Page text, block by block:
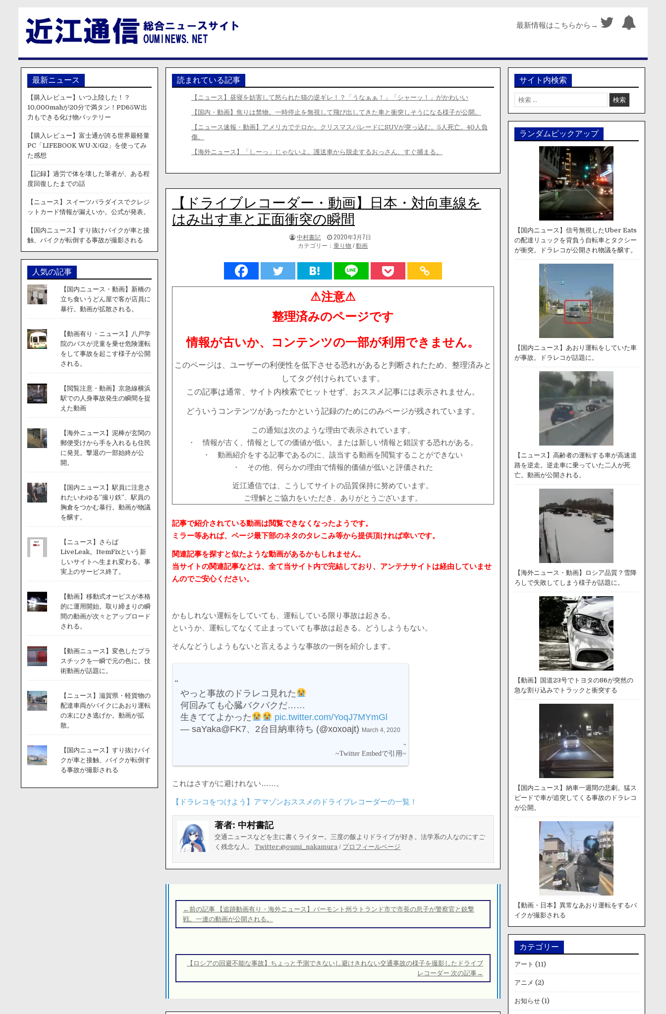
最新情報はこちらから→
読まれている記事
【ニュース】昼寝を妨害して怒られた猫の逆ギレ！？「うなぁぁ！」「シャーッ！」がかわいい
【国内・動画】焦りは禁物。一時停止を無視して飛び出してきた車と衝突しそうになる様子が公開。
【ニュース速報・動画】アメリカでテロか。クリスマスパレードにSUVが突っ込む。5人死亡。40人負
傷。
【海外ニュース】「しーっ」じゃないよ。護送車から脱走するおっさん、すぐ捕まる。
【ドライブレコーダー・動画】日本・対向車線を
はみ出す車と正面衝突の瞬間
著
者:
中村書記
掲
載
2020年3月7日
カテゴリー：乗り物 /動画
⚠注意⚠
整理済みのページです
情報が古いか、コンテンツの一部が利用できません。
このページは、ユーザーの利便性を低下させる恐れがあると判断されたため、整理済みと
してタグ付けられています。
この記事は通常、サイト内検索でヒットせず、おススメ記事には表示されません。
どういうコンテンツがあったかという記録のためにのみページが残されています。
この通知は次のような理由で表示されています。
・ 情報が古く、情報としての価値が低い。または新しい情報と錯誤する恐れがある。
・ 動画紹介をする記事であるのに、該当する動画を閲覧することができない
・ その他、何らかの理由で情報的価値が低いと評価された
近江通信では、こうしてサイトの品質保持に努めています。
ご理解とご協力をいただき、ありがとうございます。
記事で紹介されている動画は閲覧できなくなったようです。
ミラー等あれば、ページ最下部のネタのタレこみ等から提供頂ければ幸いです。
関連記事を探すと似たような動画があるかもしれません。
当サイトの関連記事などは、全て当サイト内で完結しており、アンテナサイトは経由していませ
んのでご安心ください。
かもしれない運転をしていても、運転している限り事故は起きる。
というか、運転してなくて止まっていても事故は起きる。どうしようもない。
そんなどうしようもないと言えるような事故の一例を紹介します。
やっと事故のドラレコ見れた
何回みても心臓バクバクだ……
生きててよかった
pic.twitter.com/YoqJ7MYmGl
— saYaka@FK7、2台目納車待ち (@xoxoajt) March 4, 2020
これはさすがに避けれない……。
【ドラレコをつけよう】アマゾンおススメのドライブレコーダーの一覧！
著者: 中村書記
交通ニュースなどを主に書くライター。三度の飯よりドライブが好き。法学系の人なのにすご
く残念な人。Twitter:@oumi_nakamura / プロフィールページ
稿
ナ
ー
←前の記事 【追跡動画有り・海外ニュース】バーモント州ラトランド市で市長の息子が警察官と銃撃
戦。一連の動画が公開される。
【ロシアの回避不能な事故】ちょっと予測できないし避けきれない交通事故の様子を撮影したドライブ
レコーダー 次の記事→
最新ニュース
【購入レビュー】いつ上陸した！？
10,000mahが20分で満タン！PD65W出
力もできる化け物バッテリー
【購入レビュー】富士通が誇る世界最軽量
PC「LIFEBOOK WU-X/G2」を使ってみ
た感想
【記録】過労で体を壊した筆者が、ある程
度回復したまでの話
【ニュース】スイーツパラダイスでクレジ
ットカード情報が漏えいか。公式が発表。
【国内ニュース】すり抜けバイクが車と接
触、バイクが転倒する事故が撮影される
人気の記事
【国内ニュース・動画】新橋の
立ち食いうどん屋で客が店員に
暴行。動画が拡散される。
【動画有り・ニュース】八戸学
院のバスが児童を乗せ危険運転
をして事故を起こす様子が公開
される。
【閲覧注意・動画】京急線横浜
駅での人身事故発生の瞬間を捉
えた動画
【海外ニュース】泥棒が玄関の
郵便受けから手を入れるも住民
に発見。撃退の一部始終が公
開。
【国内ニュース】駅員に注意さ
れたいわゆる”撮り鉄”、駅員の
胸倉をつかむ暴行。動画が物議
を醸す。
【ニュース】さらば
LiveLeak。ItemFixという新
しいサイトへ生まれ変わる。事
実上のサービス終了。
【動画】移動式オービスが本格
的に運用開始。取り締まりの瞬
間の動画が次々とアップロード
される。
【動画ニュース】変色したプラ
スチックを一瞬で元の色に。技
術動画が話題に。
【ニュース】滋賀県・軽貨物の
配達車両がバイクにあおり運転
の末にひき逃げか。動画が拡
散。
【国内ニュース】すり抜けバイ
クが車と接触、バイクが転倒す
る事故が撮影される
サイト内検索
検
索:
ランダムピックアップ
【国内ニュース】信号無視したUber Eats
の配達リュックを背負う自転車とタクシー
が衝突。ドラレコが公開され物議を醸す。
【国内ニュース】あおり運転をしていた車
が事故。ドラレコが話題に。
【ニュース】高齢者の運転する車が高速道
路を逆走。逆走車に乗っていた二人が死
亡。動画が公開される。
【海外ニュース・動画】ロシア品質？雪降
ろしで失敗してしまう様子が話題に。
【動画】国道23号でトヨタの86が突然の
急な割り込みでトラックと衝突する
【国内ニュース】納車一週間の悲劇。猛ス
ピードで車が追突してくる事故のドラレコ
が公開。
【動画・日本】異常なあおり運転をするバ
イクが撮影される
カテゴリー
アート (11)
アニメ (2)
お知らせ(1)